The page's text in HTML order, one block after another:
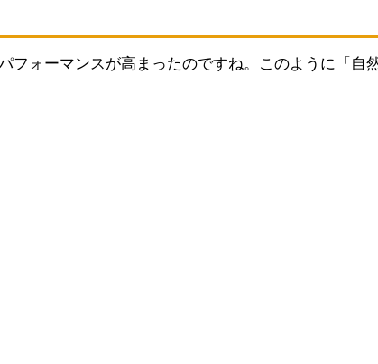
ォーマンスが高まったのですね。このように「自